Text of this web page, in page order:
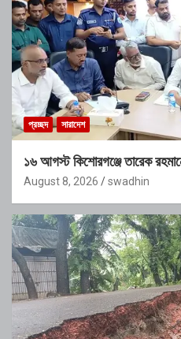
প্রচ্ছদ সারাদেশ
১৬ আগস্ট কিশোরগঞ্জে তারেক
August 8, 2026 swadhin